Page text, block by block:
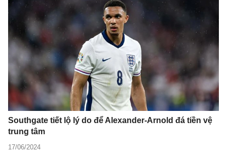
Southgate tiết lộ lý do để Alexander-Arnold đá tiền vệ
trung tâm
17/06/2024